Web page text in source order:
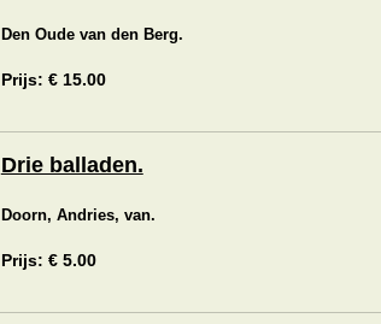
Den Oude van den Berg.
Prijs: € 15.00
Drie balladen.
Doorn, Andries, van.
Prijs: € 5.00